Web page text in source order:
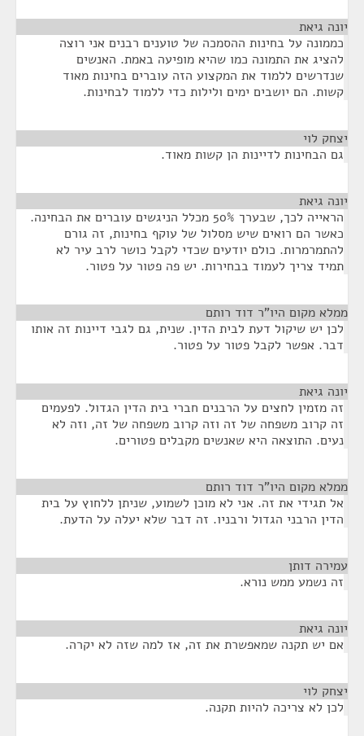
יונה גיאת
כממונה על בחינות ההסמכה של טוענים רבנים אני רוצה
להציג את התמונה כמו שהיא מופיעה באמת. האנשים
שנדרשים ללמוד את המקצוע הזה עוברים בחינות מאוד
קשות. הם יושבים ימים ולילות כדי ללמוד לבחינות.
יצחק לוי
גם הבחינות לדיינות הן קשות מאוד.
יונה גיאת
הראייה לכך, שבערך 50% מכלל הניגשים עוברים את הבחינה.
כאשר הם רואים שיש מסלול של עוקף בחינות, זה גורם
להתמרמרות. כולם יודעים שכדי לקבל כושר לרב עיר לא
תמיד צריך לעמוד בבחירות. יש פה פטור על פטור.
ממלא מקום היו"ר דוד רותם
לכן יש שיקול דעת לבית הדין. שנית, גם לגבי דיינות זה אותו
דבר. אפשר לקבל פטור על פטור.
יונה גיאת
זה מזמין לחצים על הרבנים חברי בית הדין הגדול. לפעמים
זה קרוב משפחה של זה וזה קרוב משפחה של זה, וזה לא
נעים. התוצאה היא שאנשים מקבלים פטורים.
ממלא מקום היו"ר דוד רותם
אל תגידי את זה. אני לא מוכן לשמוע, שניתן ללחוץ על בית
הדין הרבני הגדול ורבניו. זה דבר שלא יעלה על הדעת.
עמירה דותן
זה נשמע ממש נורא.
יונה גיאת
אם יש תקנה שמאפשרת את זה, אז למה שזה לא יקרה.
יצחק לוי
לכן לא צריכה להיות תקנה.